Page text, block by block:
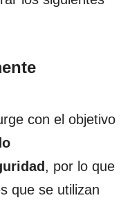
con el objetivo
, por lo que
que se utilizan